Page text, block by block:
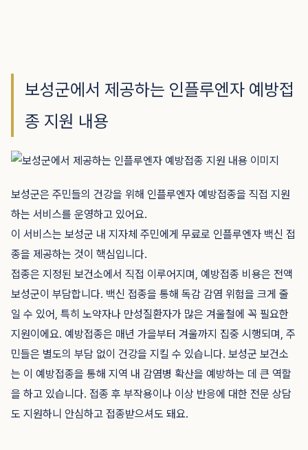
보성군에서 제공하는 인플루엔자 예방접
종 지원 내용
보성군은 주민들의 건강을 위해 인플루엔자 예방접종을 직접 지원
하는 서비스를 운영하고 있어요.
이 서비스는 보성군 내 지자체 주민에게 무료로 인플루엔자 백신 접
종을 제공하는 것이 핵심입니다.
접종은 지정된 보건소에서 직접 이루어지며, 예방접종 비용은 전액
보성군이 부담합니다. 백신 접종을 통해 독감 감염 위험을 크게 줄
일 수 있어, 특히 노약자나 만성질환자가 많은 겨울철에 꼭 필요한
지원이에요. 예방접종은 매년 가을부터 겨울까지 집중 시행되며, 주
민들은 별도의 부담 없이 건강을 지킬 수 있습니다. 보성군 보건소
는 이 예방접종을 통해 지역 내 감염병 확산을 예방하는 데 큰 역할
을 하고 있습니다. 접종 후 부작용이나 이상 반응에 대한 전문 상담
도 지원하니 안심하고 접종받으셔도 돼요.